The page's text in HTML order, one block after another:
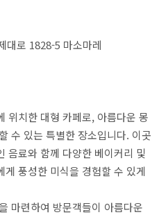
대로 1828-5 마소마레
위치한 대형 카페로, 아름다운 몽
수 있는 특별한 장소입니다. 이곳
음료와 함께 다양한 베이커리 및
게 풍성한 미식을 경험할 수 있게
마련하여 방문객들이 아름다운